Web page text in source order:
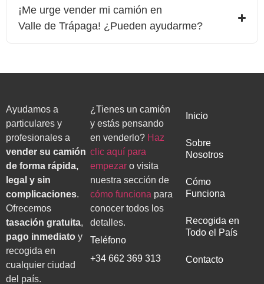
¡Me urge vender mi camión en
Valle de Trápaga! ¿Pueden ayudarme?
Ayudamos a
particulares y
profesionales a
vender su camión
de forma rápida,
legal y sin
complicaciones.
Ofrecemos
tasación gratuita,
pago inmediato y
recogida en
cualquier ciudad
del país.
¿Tienes un camión
y estás pensando
en venderlo? Haz
clic aquí para
empezaro visita
nuestra sección de
cómo funciona para
conocer todos los
detalles.
Teléfono
+34 662 369 313
Inicio
Sobre
Nosotros
Cómo
Funciona
Recogida en
Todo el País
Contacto